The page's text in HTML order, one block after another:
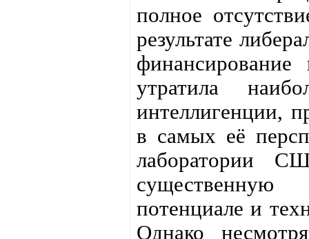
полное
результате
утратила
интеллигенции,
в самых её
лаборатории
потенциале и
Однако